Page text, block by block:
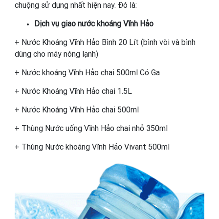
chuộng sử dụng nhất hiện nay. Đó là:
Dịch vụ giao nước khoáng Vĩnh Hảo
+ Nước Khoáng Vĩnh Hảo Bình 20 Lít (bình vòi và bình
dùng cho máy nóng lạnh)
+ Nước khoáng Vĩnh Hảo chai 500ml Có Ga
+ Nước Khoáng Vĩnh Hảo chai 1.5L
+ Nước Khoáng Vĩnh Hảo chai 500ml
+ Thùng Nước uống Vĩnh Hảo chai nhỏ 350ml
+ Thùng Nước khoáng Vĩnh Hảo Vivant 500ml